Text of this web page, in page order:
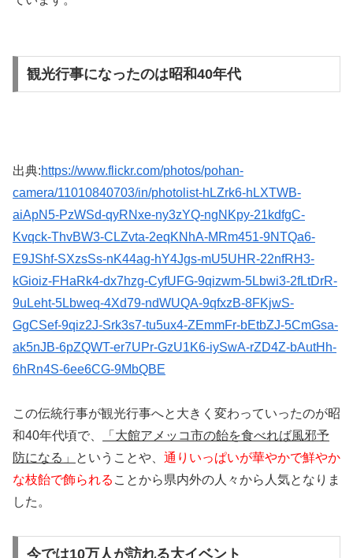
観光行事になったのは昭和40年代
出典:https://www.flickr.com/photos/pohan-
camera/11010840703/in/photolist-hLZrk6-hLXTWB-
aiApN5-PzWSd-qyRNxe-ny3zYQ-ngNKpy-21kdfgC-
Kvqck-ThvBW3-CLZvta-2eqKNhA-MRm451-9NTQa6-
E9JShf-SXzsSs-nK44ag-hY4Jgs-mU5UHR-22nfRH3-
kGioiz-FHaRk4-dx7hzg-CyfUFG-9qizwm-5Lbwi3-2fLtDrR-
9uLeht-5Lbweq-4Xd79-ndWUQA-9qfxzB-8FKjwS-
GgCSef-9qiz2J-Srk3s7-tu5ux4-ZEmmFr-bEtbZJ-5CmGsa-
ak5nJB-6pZQWT-er7UPr-GzU1K6-iySwA-rZD4Z-bAutHh-
6hRn4S-6ee6CG-9MbQBE
この伝統行事が観光行事へと大きく変わっていったのが昭
和40年代頃で、
「大館アメッコ市の飴を食べれば風邪予
防になる」
ということや、 通りいっぱいが華やかで鮮やか
な枝飴で飾られる ことから県内外の人々から人気となりま
した。
今では10万人が訪れる大イベント